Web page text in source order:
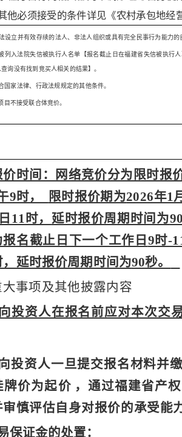
他必须接受的条件详见《农村承包地经
设立并有效存续的法人、非法人组织或具有完全民事行为能力的
列入法院失信被执行人名单【报名截止日在福建省失信被执行
询没有找到竞买人相关的结果】。
国家法律、行政法规规定的其他条件。
目不接受联合体竞价。
价时间：网络竞价分为限时报
9时，
限时报价期为2026年1
11时， 延时报价周 期时间为
报名截止日下一个工作日 9时-
，延时报价周期时间为90秒。
大事项及其他披露内容
投资人在报名前应对本次交
投资人一旦提交报名材料并
牌价为起价 ，通过福建省产
审慎评估自身对报价的承受能
保证金的处置：